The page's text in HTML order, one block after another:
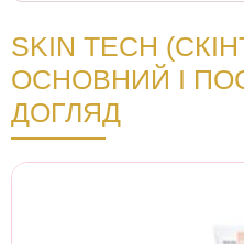
SKIN TECH
ОСНОВНИЙ І
ДОГЛЯД